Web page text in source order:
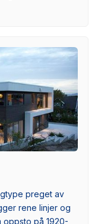
preget av
rene linjer og
oppsto på 1920-